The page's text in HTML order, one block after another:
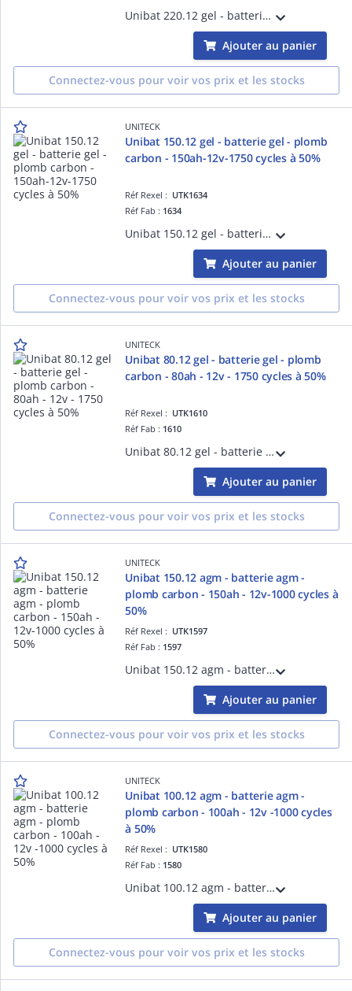
Unibat 220.12 gel - batterie gel - plomb carbon - 220ah - 12v - 1750 cycles à 50% de taux de décharge
Ajouter au panier
Connectez-vous pour voir vos prix et les stocks
UNITECK
Unibat 150.12 gel - batterie gel - plomb
carbon - 150ah-12v-1750 cycles à 50%
Réf Rexel : UTK1634
Réf Fab : 1634
Unibat 150.12 gel - batterie gel - plomb carbon - 150ah - 12v - 1750 cycles à 50% de taux de décharge
Ajouter au panier
Connectez-vous pour voir vos prix et les stocks
UNITECK
Unibat 80.12 gel - batterie gel - plomb
carbon - 80ah - 12v - 1750 cycles à 50%
Réf Rexel : UTK1610
Réf Fab : 1610
Unibat 80.12 gel - batterie gel - plomb carbon - 80ah - 12v - 1750 cycles à 50% de taux de décharge
Ajouter au panier
Connectez-vous pour voir vos prix et les stocks
UNITECK
Unibat 150.12 agm - batterie agm -
plomb carbon - 150ah - 12v-1000 cycles à
50%
Réf Rexel : UTK1597
Réf Fab : 1597
Unibat 150.12 agm - batterie agm - plomb carbon - 150ah - 12v - 1000 cycles à 50% de taux de décharge
Ajouter au panier
Connectez-vous pour voir vos prix et les stocks
UNITECK
Unibat 100.12 agm - batterie agm -
plomb carbon - 100ah - 12v -1000 cycles
à 50%
Réf Rexel : UTK1580
Réf Fab : 1580
Unibat 100.12 agm - batterie agm - plomb carbon - 100ah - 12v - 1000 cycles à 50% de taux de décharge
Ajouter au panier
Connectez-vous pour voir vos prix et les stocks